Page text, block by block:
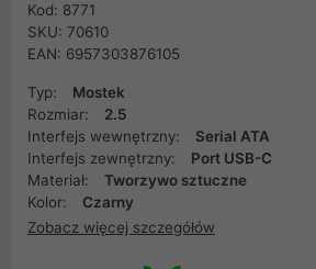
Kod: 8771
SKU: 70610
EAN: 6957303876105
Typ:
Mostek
Rozmiar:
2.5
Interfejs wewnętrzny:
Serial ATA
Interfejs zewnętrzny:
Port USB-C
Materiał:
Tworzywo sztuczne
Kolor:
Czarny
Zobacz więcej szczegółów